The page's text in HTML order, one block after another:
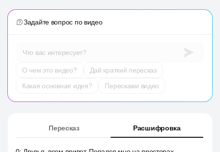
Задайте вопрос по видео
Что вас интересует?
О чем это видео?
Дай краткий пересказ
Какая основная идея?
Перескажи видео
Пересказ Расшифровка